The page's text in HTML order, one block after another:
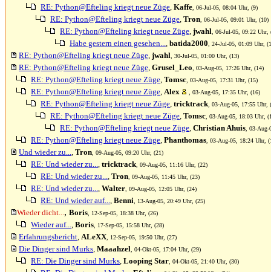
RE: Python@Efteling kriegt neue Züge, Kaffe , 06-Jul-05, 08:04 Uhr, (9)
RE: Python@Efteling kriegt neue Züge, Tron , 06-Jul-05, 09:01 Uhr, (10)
RE: Python@Efteling kriegt neue Züge, jwahl , 06-Jul-05, 09:22 Uhr,
Habe gestern einen gesehen..., batida2000 , 24-Jul-05, 01:09 Uhr,
RE: Python@Efteling kriegt neue Züge, jwahl , 30-Jul-05, 01:00 Uhr, (13)
RE: Python@Efteling kriegt neue Züge, Grusel_Leo , 03-Aug-05, 17:26 Uhr, (14)
RE: Python@Efteling kriegt neue Züge, Tomsc , 03-Aug-05, 17:31 Uhr, (15)
RE: Python@Efteling kriegt neue Züge, Alex , 03-Aug-05, 17:35 Uhr, (16)
RE: Python@Efteling kriegt neue Züge, tricktrack , 03-Aug-05, 17:55 Uhr,
RE: Python@Efteling kriegt neue Züge, Tomsc , 03-Aug-05, 18:03 Uhr,
RE: Python@Efteling kriegt neue Züge, Christian Ahuis , 03-
RE: Python@Efteling kriegt neue Züge, Phanthomas , 03-Aug-05, 18:24 Uhr,
Und wieder zu..., Tron , 09-Aug-05, 09:20 Uhr, (21)
RE: Und wieder zu..., tricktrack , 09-Aug-05, 11:16 Uhr, (22)
RE: Und wieder zu..., Tron , 09-Aug-05, 11:45 Uhr, (23)
RE: Und wieder zu..., Walter , 09-Aug-05, 12:05 Uhr, (24)
RE: Und wieder auf..., Benni , 13-Aug-05, 20:49 Uhr, (25)
Wieder dicht..., Boris , 12-Sep-05, 18:38 Uhr, (26)
Wieder auf..., Boris , 17-Sep-05, 15:58 Uhr, (28)
Erfahrungsbericht, ALeXX , 12-Sep-05, 19:50 Uhr, (27)
Die Dinger sind Murks, Maaahzel , 04-Okt-05, 17:04 Uhr, (29)
RE: Die Dinger sind Murks, Looping Star , 04-Okt-05, 21:40 Uhr, (30)